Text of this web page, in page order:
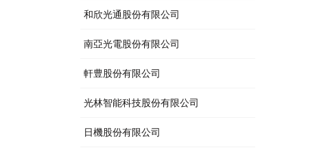
和欣光通股份有限公司
南亞光電股份有限公司
軒豊股份有限公司
光林智能科技股份有限公司
日機股份有限公司